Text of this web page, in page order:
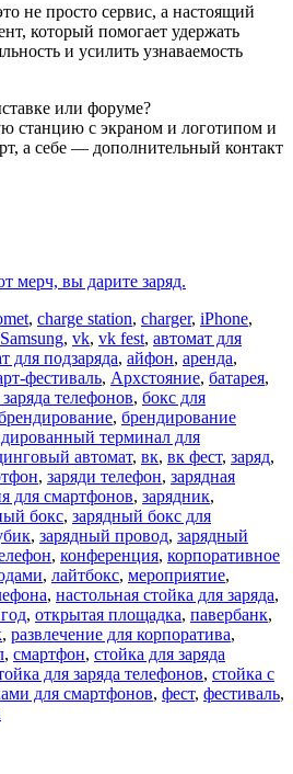
не просто сервис, а настоящий
который помогает удержать
и усилить узнаваемость
или форуме?
станцию с экраном и логотипом и
а себе — дополнительный контакт
мерч, вы дарите заряд.
, charge station, charger, iPhone,
Samsung, vk, vk fest, автомат для
для подзаряда, айфон, аренда,
фестиваль, Архстояние, батарея,
телефонов, бокс для
, брендирование
терминал для
автомат, вк, вк фест, заряд,
, заряди телефон, зарядная
для смартфонов, зарядник,
бокс, зарядный бокс для
, зарядный провод, зарядный
, конференция, корпоративное
, лайтбокс, мероприятие,
, настольная стойка для заряда,
, открытая площадка, павербанк,
, развлечение для корпоратива,
, смартфон, стойка для заряда
для заряда телефонов, стойка с
для смартфонов, фест, фестиваль,